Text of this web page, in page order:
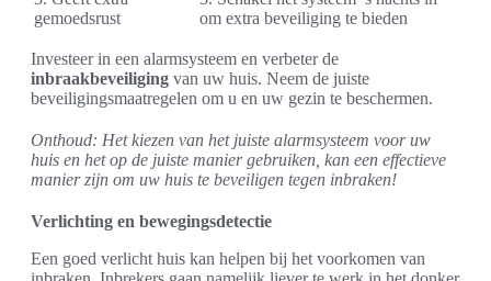
gemoedsrust
om extra beveiliging te bieden
Investeer in een alarmsysteem en verbeter de
inbraakbeveiliging van uw huis. Neem de juiste
beveiligingsmaatregelen om u en uw gezin te beschermen.
Onthoud: Het kiezen van het juiste alarmsysteem voor uw
huis en het op de juiste manier gebruiken, kan een effectieve
manier zijn om uw huis te beveiligen tegen inbraken!
Verlichting en bewegingsdetectie
Een goed verlicht huis kan helpen bij het voorkomen van